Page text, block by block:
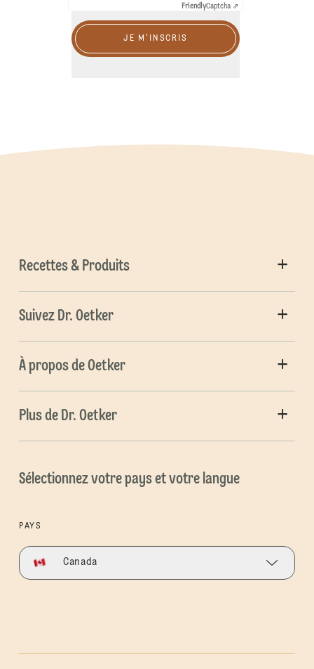
FriendlyCaptcha ⇗
JE M'INSCRIS
Recettes & Produits
Suivez Dr. Oetker
À propos de Oetker
Plus de Dr. Oetker
Sélectionnez votre pays et votre langue
PAYS
Canada